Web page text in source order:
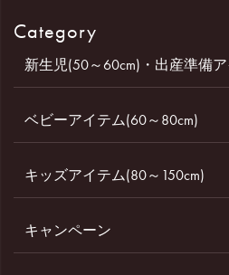
Category
新生児(50～60cm)・出産準備
ベビーアイテム(60～80cm)
キッズアイテム(80～150cm)
キャンペーン